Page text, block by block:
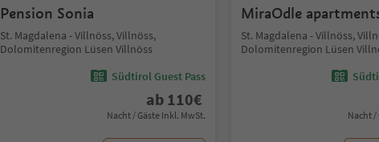
Pension Sonia
St. Magdalena - Villnöss, Villnöss,
Dolomitenregion Lüsen Villnöss
Südtirol Guest Pass
ab 110€
Nacht / Gäste Inkl. MwSt.
MiraOdle
St. Magdalena - Villnöss,
Dolomitenregion Lüsen
Nacht /